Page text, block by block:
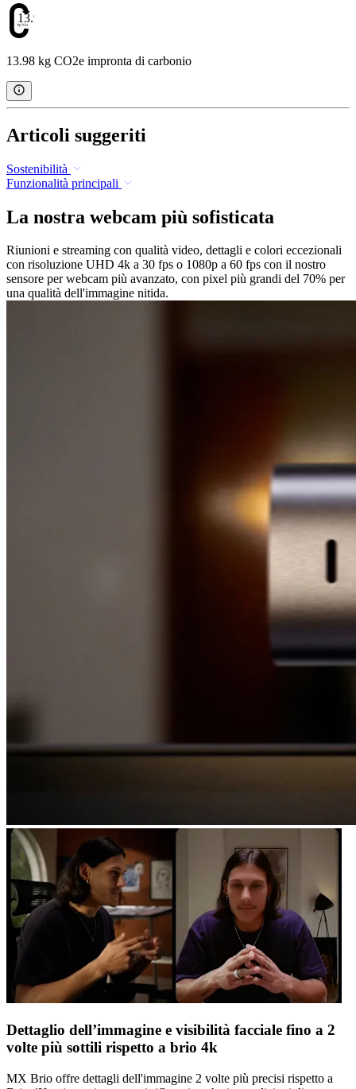
13.98
13.98 kg CO2e impronta di carbonio
Articoli suggeriti
Sostenibilità
Funzionalità principali
La nostra webcam più sofisticata
Riunioni e streaming con qualità video, dettagli e colori eccezionali
con risoluzione UHD 4k a 30 fps o 1080p a 60 fps con il nostro
sensore per webcam più avanzato, con pixel più grandi del 70% per
una qualità dell'immagine nitida.
Dettaglio dell’immagine e visibilità facciale fino a 2
volte più sottili rispetto a brio 4k
MX Brio offre dettagli dell'immagine 2 volte più precisi rispetto a